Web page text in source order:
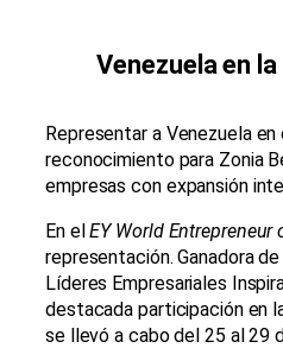
Venezuela en
Representar a Venezuela
reconocimiento para Zonia
empresas con expansión
En elEY World Entrepreneur
representación. Ganadora
Líderes Empresariales
destacada participación en
se llevó a cabo del 25 al 29